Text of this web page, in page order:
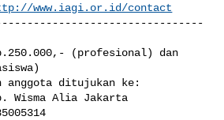
www.iagi.or.id/contact
(profesional) dan
anggota ditujukan ke:
Wisma Alia Jakarta